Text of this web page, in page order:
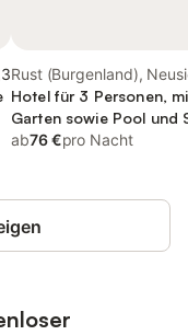
Rust (Burgenland),
Hotel für 3 Personen,
Garten sowie Pool und
ab76 €pro Nacht